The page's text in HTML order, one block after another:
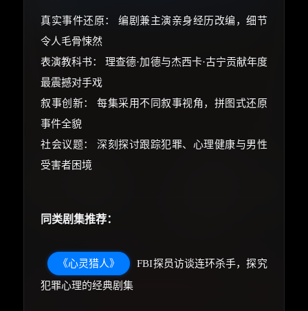
真实事件还原： 编剧兼主演亲身经历改编，细节
令人毛骨悚然
表演教科书： 理查德·加德与杰西卡·古宁贡献年度
最震撼对手戏
叙事创新： 每集采用不同叙事视角，拼图式还原
事件全貌
社会议题： 深刻探讨跟踪犯罪、心理健康与男性
受害者困境
同类剧集推荐：
《心灵猎人》
FBI探员访谈连环杀手，探究
犯罪心理的经典剧集